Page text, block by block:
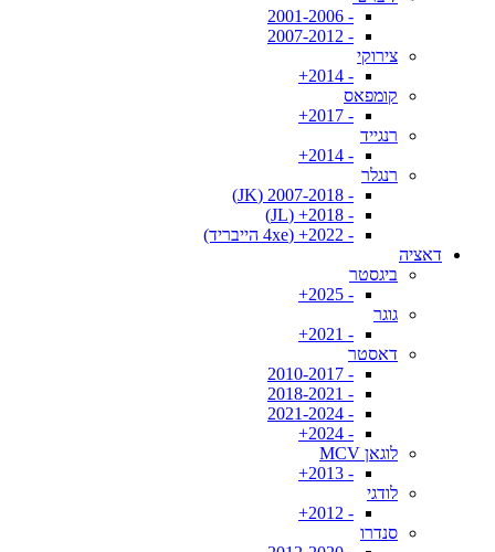
- 2001-2006
- 2007-2012
צירוקי
- 2014+
קומפאס
- 2017+
רנגייד
- 2014+
רנגלר
- 2007-2018 (JK)
- 2018+ (JL)
- 2022+ (4xe הייבריד)
דאציה
ביגסטר
- 2025+
גוגר
- 2021+
דאסטר
- 2010-2017
- 2018-2021
- 2021-2024
- 2024+
לוגאן MCV
- 2013+
לודגי
- 2012+
סנדרו